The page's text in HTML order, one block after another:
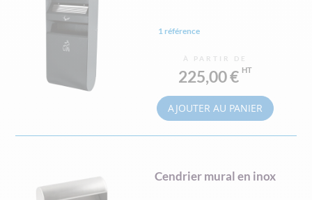
1 référence
À PARTIR DE
225,00 €
AJOUTER AU PANIER
Cendrier mural en inox